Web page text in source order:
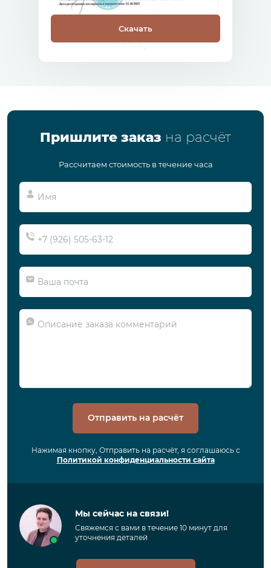
Скачать
Пришлите заказ на расчёт
Рассчитаем стоимость в течение часа
Отправить на расчёт
Нажимая кнопку, Отправить на расчёт, я соглашаюсь с
Политикой конфиденциальности сайта
Мы сейчас на связи!
Свяжемся с вами в течение 10 минут для
уточнения деталей